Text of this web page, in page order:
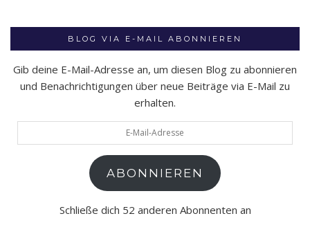
BLOG VIA E-MAIL ABONNIEREN
Gib deine E-Mail-Adresse an, um diesen Blog zu abonnieren
und Benachrichtigungen über neue Beiträge via E-Mail zu
erhalten.
Mail-
ABONNIEREN
Schließe dich 52 anderen Abonnenten an